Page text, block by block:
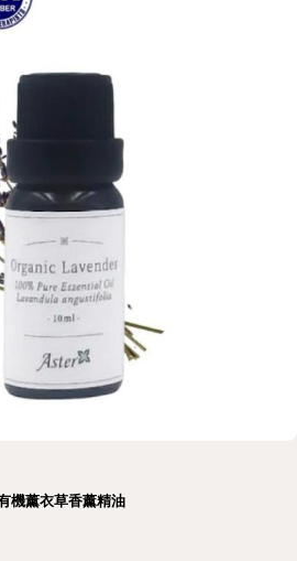
機薰衣草香薰精油